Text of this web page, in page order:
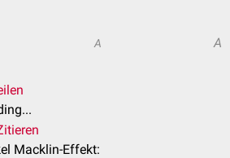
A A
Macklin-Effekt: